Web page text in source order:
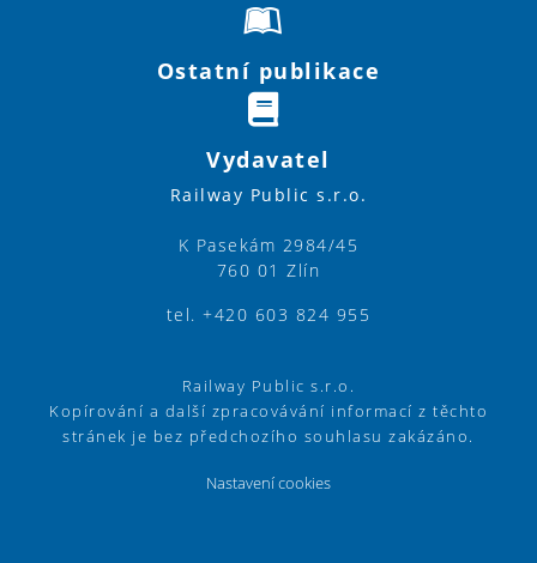
Ostatní publikace
Vydavatel
Railway Public s.r.o.
K Pasekám 2984/45
760 01 Zlín
tel. +420 603 824 955
Railway Public s.r.o.
Kopírování a další zpracovávání informací z těchto
stránek je bez předchozího souhlasu zakázáno.
Nastavení cookies